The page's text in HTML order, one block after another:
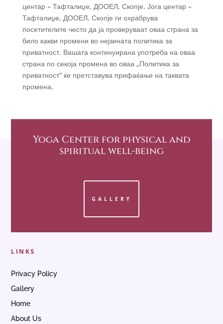
центар – Тафталиџе, ДООЕЛ, Скопје. Јога центар –
Тафталиџе, ДООЕЛ, Скопје ги охрабрува
посетителите често да ја проверуваат оваа страна за
било какви промени во нејзината политика за
приватност. Вашата континуирана употреба на оваа
страна по секоја промена во оваа „Политика за
приватност“ ќе претставува прифаќање на таквата
промена.
Yoga Centerfor physical and
spiritual well-being
GALLERY
LINKS
Privacy Policy
Gallery
Home
About Us